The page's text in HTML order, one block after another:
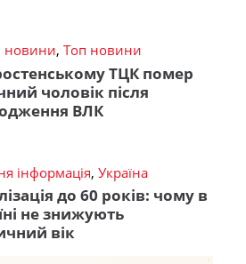
новини, Топ новини
ТЦК помер
чоловік після
ВЛК
інформація, Україна
до 60 років: чому в
не знижують
вік